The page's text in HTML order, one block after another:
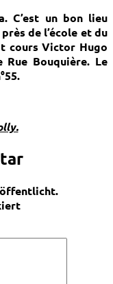
C’est un bon lieu
de l’école et du
cours Victor Hugo
Bouquière. Le